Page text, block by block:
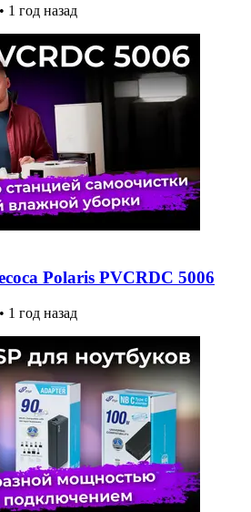
• 1 год назад
Polaris PVCRDC 5006
• 1 год назад